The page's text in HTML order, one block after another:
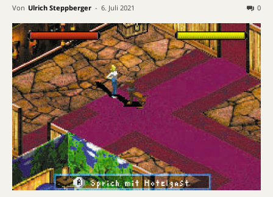
Von Ulrich Steppberger - 6. Juli 2021 0